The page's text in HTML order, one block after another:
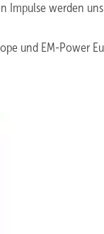
Impulse werden
und EM-Power